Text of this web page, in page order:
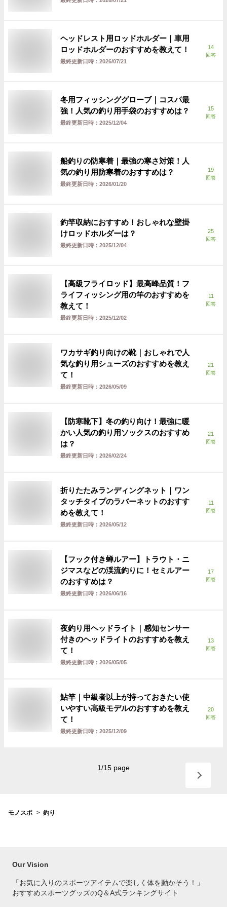
ヘッドレスト用ロッドホルダー｜車用
ロッドホルダーのおすすめを教えて！
最終更新日時： 2026/07/21
14
回答
冬用フィッシンググローブ｜コスパ最
強！人気の釣り用手袋のおすすめは？
最終更新日時： 2025/12/04
15
回答
船釣りの防寒着｜最強の寒さ対策！人
気の釣り用防寒着のおすすめは？
最終更新日時： 2026/01/20
19
回答
釣竿収納におすすめ！おしゃれな壁掛
けロッドホルダーは？
最終更新日時： 2025/12/04
25
回答
【高級フライロッド】最高峰品質！フ
ライフィッシング用の竿のおすすめを
教えて！
最終更新日時： 2025/12/02
11
回答
ワカサギ釣り向けの靴｜おしゃれで人
気な釣り用シューズのおすすめを教え
て！
最終更新日時： 2026/05/09
21
回答
【防寒靴下】冬の釣り向け！最強に暖
かい人気の釣り用ソックスのおすすめ
は？
最終更新日時： 2026/02/24
21
回答
折りたたみランディングネット｜ワン
タッチタイプのラバーネットのおすす
めを教えて！
最終更新日時： 2026/05/12
11
回答
【フック付き蝉ルアー】トラウト・ニ
ジマスなどの渓流釣りに！セミルアー
のおすすめは？
最終更新日時： 2026/06/16
17
回答
夜釣り用ヘッドライト｜感知センサー
付きのヘッドライトのおすすめを教え
て！
最終更新日時： 2026/05/05
13
回答
鮎竿｜中級者以上が持っておきたい使
いやすい高級モデルのおすすめを教え
て！
最終更新日時： 2025/12/09
20
回答
1/15 page
モノスポ 釣り
Our Vision
「お気に入りのスポーツアイテムで楽しく体を動かそう！」
おすすめスポーツグッズのQ＆A式ランキングサイト